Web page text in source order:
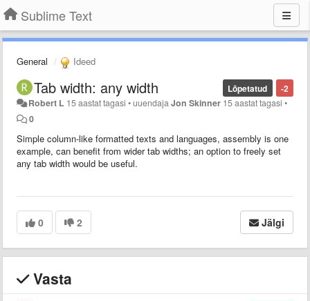
Sublime Text
General Ideed
-2
Lõpetatud
Tab width: any width
Robert L 15 aastat tagasi •uuendajaJon Skinner 15 aastat tagasi •
0
Simple column-like formatted texts and languages, assembly is one
example, can benefit from wider tab widths; an option to freely set
any tab width would be useful.
0 2 Jälgi
Vasta